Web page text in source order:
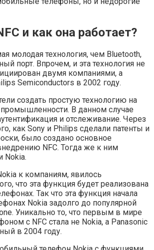
и как она работает?
молодая технология, чем Bluetooth,
порт. Впрочем, и эта технология не
двумя компаниями, а
Semiconductors в 2002 году.
создать простую технологию на
В данном случае
и отслеживание. Через
как Sony и Philips сделали патенты и
было создано основное
NFC. Тогда же к ним
Nokia.
к компаниям, явилось
что эта функция будет реализована
Так что эта функция начала
Nokia задолго до популярной
Уникально то, что первым в мире
с NFC стала не Nokia, а Panasonic
в 2004 году.